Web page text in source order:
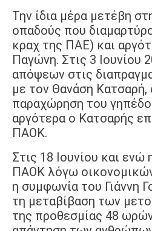
Την ίδια μέρα μετέβη
οπαδούς που
κραχ της ΠΑΕ) και
Παγώνη. Στις 3 Ιουνίου
απόψεων στις
με τον Θανάση Κατσαρή,
παραχώρηση του
αργότερα ο Κατσαρής
ΠΑΟΚ.
Στις 18 Ιουνίου και
ΠΑΟΚ λόγω
η συμφωνία του Γιάννη
τη μεταβίβαση των
της προθεσμίας 48